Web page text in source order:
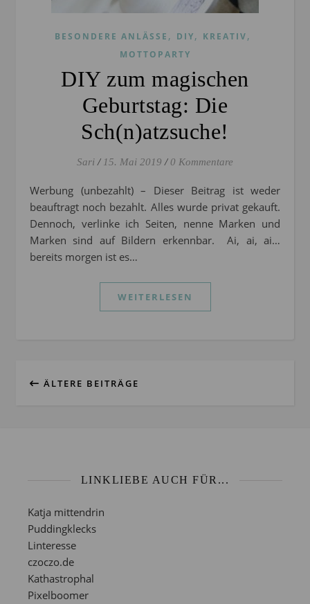
BESONDERE ANLÄSSE , DIY, KREATIV,
MOTTOPARTY
DIY zum magischen
Geburtstag: Die
Sch(n)atzsuche!
Sari / 15. Mai 2019 / 0 Kommentare
Werbung (unbezahlt) – Dieser Beitrag ist weder
beauftragt noch bezahlt. Alles wurde privat gekauft.
Dennoch, verlinke ich Seiten, nenne Marken und
Marken sind auf Bildern erkennbar. Ai, ai, ai…
bereits morgen ist es…
WEITERLESEN
ÄLTERE BEITRÄGE
LINKLIEBE AUCH FÜR...
Katja mittendrin
Puddingklecks
Linteresse
czoczo.de
Kathastrophal
Pixelboomer